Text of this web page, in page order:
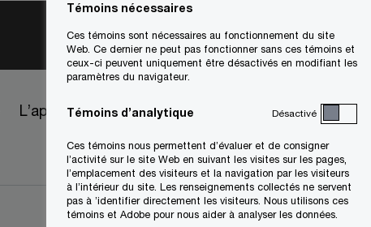
L’approvisionnement chez PwC
Témoins nécessaires
Ces témoins sont nécessaires au fonctionnement du site
Web. Ce dernier ne peut pas fonctionner sans ces témoins et
ceux-ci peuvent uniquement être désactivés en modifiant les
paramètres du navigateur.
Témoins d’analytique Désactivé
Ces témoins nous permettent d’évaluer et de consigner
l’activité sur le site Web en suivant les visites sur les pages,
l’emplacement des visiteurs et la navigation par les visiteurs
à l’intérieur du site. Les renseignements collectés ne servent
pas à ’identifier directement les visiteurs. Nous utilisons ces
témoins et Adobe pour nous aider à analyser les données.